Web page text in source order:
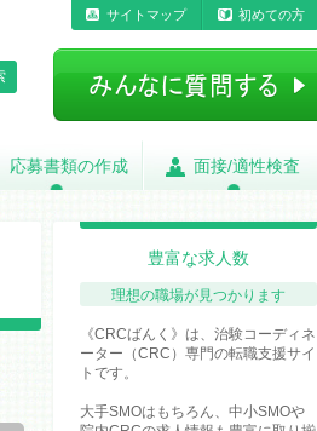
サイトマップ 初めての方
応募書類の作成
応募書類の作成 面接/適性検査
面接/適性検査
豊富な求人数
理想の職場が見つかります
《CRCばんく》は、治験コーディネ
ーター（CRC）専門の転職支援サイ
トです。
大手SMOはもちろん、中小SMOや